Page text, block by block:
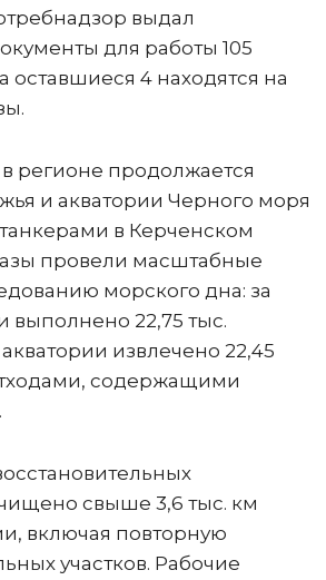
выдал
для работы 105
4 находятся на
регионе продолжается
и акватории Черного моря
в Керченском
провели масштабные
морского дна: за
выполнено 22,75 тыс.
извлечено 22,45
содержащими
свыше 3,6 тыс. км
включая повторную
участков. Рабочие